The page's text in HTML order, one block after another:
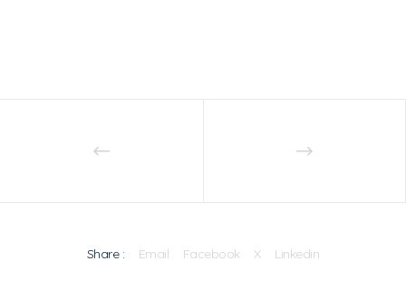
Share : Email Facebook X Linkedin